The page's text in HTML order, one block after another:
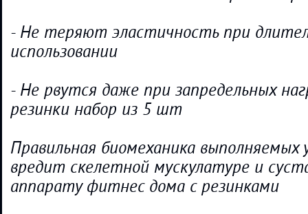
- Не теряют эластичность при
использовании
- Не рвутся даже при запредельных
резинки набор из 5 шт
Правильная биомеханика выполняемых
вредит скелетной мускулатуре и
аппарату фитнес дома с резинками